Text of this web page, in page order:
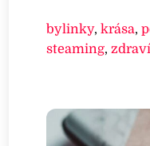
bylinky,krása,
steaming,zdraví